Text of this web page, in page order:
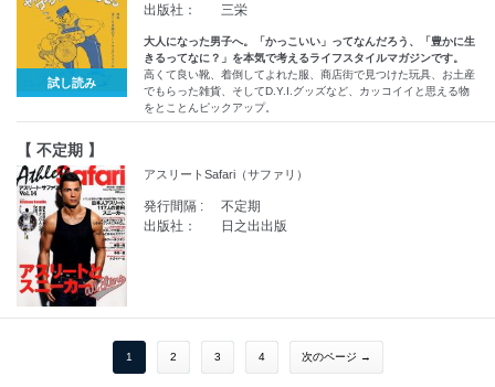
試し読み
出版社：
三栄
大人になった男子へ。「かっこいい」ってなんだろう、「豊かに生
きるってなに？」を本気で考えるライフスタイルマガジンです。
高くて良い靴、着倒してよれた服、商店街で見つけた玩具、お土産
でもらった雑貨、そしてD.Y.I.グッズなど、カッコイイと思える物
をとことんピックアップ。
【 不定期 】
アスリートSafari（サファリ）
発行間隔 :
不定期
出版社：
日之出出版
1 2 3 4 次のページ →